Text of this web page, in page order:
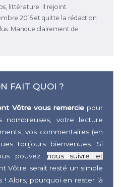
littérature. Il rejoint
2015 et quitte la rédaction
Manque clairement de
FAIT QUOI ?
Vôtre vous remerciepour
nombreuses, votre lecture
vos commentaires (en
toujours bienvenues. Si
pouvez nous suivre et
Vôtre serait resté un simple
! Alors, pourquoi en rester là